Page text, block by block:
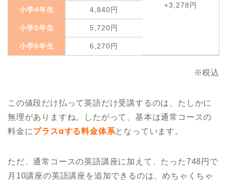
+3,278円
小学4年生 4,840円
小学5年生 5,720円
小学6年生 6,270円
※税込
この値段だけ払って英語だけ受講するのは、たしかに
無理がありますね。したがって、基本は通常コースの
料金にプラスαする料金体系となっています。
ただ、通常コースの英語講座に加えて、たった748円で
月10講座の英語講座を追加できるのは、めちゃくちゃ